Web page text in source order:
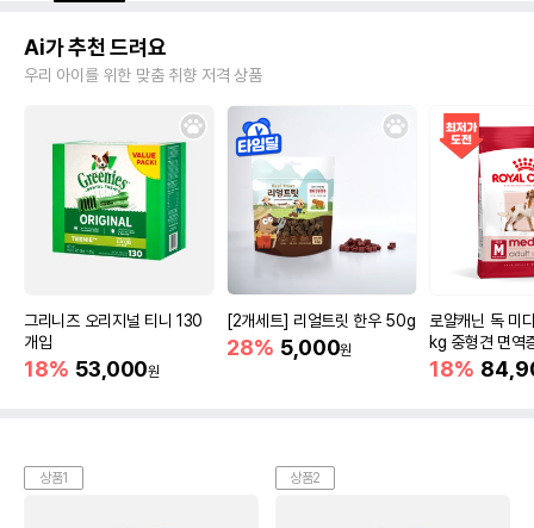
Ai가 추천 드려요
우리 아이를 위한 맞춤 취향 저격 상품
그리니즈 오리지널 티니 130
개입
18% 53,000원
[2개세트] 리얼트릿 한우 50g
28% 5,000원
로얄캐닌 독 미
kg 중형견 면역
18%
상품1 상품2